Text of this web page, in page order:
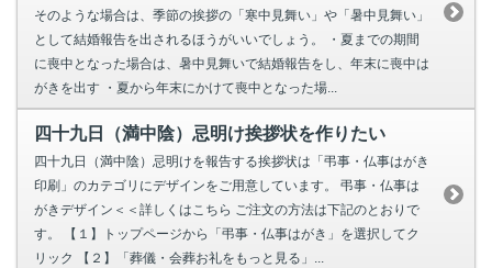
そのような場合は、季節の挨拶の「寒中見舞い」や「暑中見舞い」
として結婚報告を出されるほうがいいでしょう。 ・夏までの期間
に喪中となった場合は、暑中見舞いで結婚報告をし、年末に喪中は
がきを出す ・夏から年末にかけて喪中となった場...
四十九日（満中陰）忌明け挨拶状を作りたい
四十九日（満中陰）忌明けを報告する挨拶状は「弔事・仏事はがき
印刷」のカテゴリにデザインをご用意しています。 弔事・仏事は
がきデザイン＜＜詳しくはこちら ご注文の方法は下記のとおりで
す。 【１】トップページから「弔事・仏事はがき」を選択してク
リック 【２】「葬儀・会葬お礼をもっと見る」...